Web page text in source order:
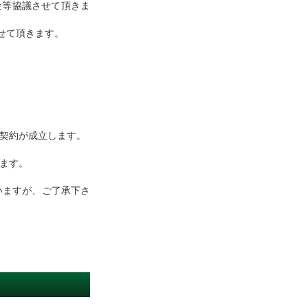
協議させて頂きま
頂きます。
約が成立します。
す。
すが、ご了承下さ